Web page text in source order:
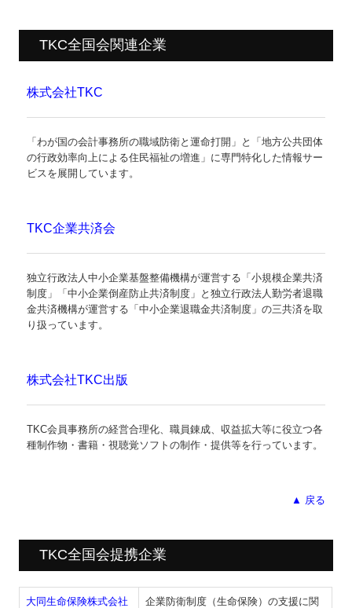
TKC全国会関連企業
株式会社TKC
「わが国の会計事務所の職域防衛と運命打開」と「地方公共団体
の行政効率向上による住民福祉の増進」に専門特化した情報サー
ビスを展開しています。
TKC企業共済会
独立行政法人中小企業基盤整備機構が運営する「小規模企業共済
制度」「中小企業倒産防止共済制度」と独立行政法人勤労者退職
金共済機構が運営する「中小企業退職金共済制度」の三共済を取
り扱っています。
株式会社TKC出版
TKC会員事務所の経営合理化、職員錬成、収益拡大等に役立つ各
種制作物・書籍・視聴覚ソフトの制作・提供等を行っています。
▲ 戻る
TKC全国会提携企業
大同生命保険株式会社
企業防衛制度（生命保険）の支援に関